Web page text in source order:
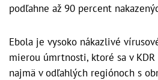
podľahne až 90 percent
Ebola je vysoko nákazlivé
mierou úmrtnosti, ktoré sa v
najmä v odľahlých regiónoch s